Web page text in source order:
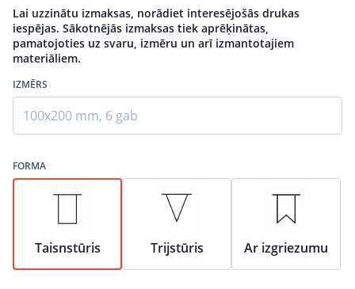
Lai uzzinātu izmaksas, norādiet interesējošās drukas
iespējas. Sākotnējās izmaksas tiek aprēķinātas,
pamatojoties uz svaru, izmēru un arī izmantotajiem
materiāliem.
IZMĒRS
100x200 mm, 6 gab
FORMA
Taisnstūris Trijstūris Ar izgriezumu